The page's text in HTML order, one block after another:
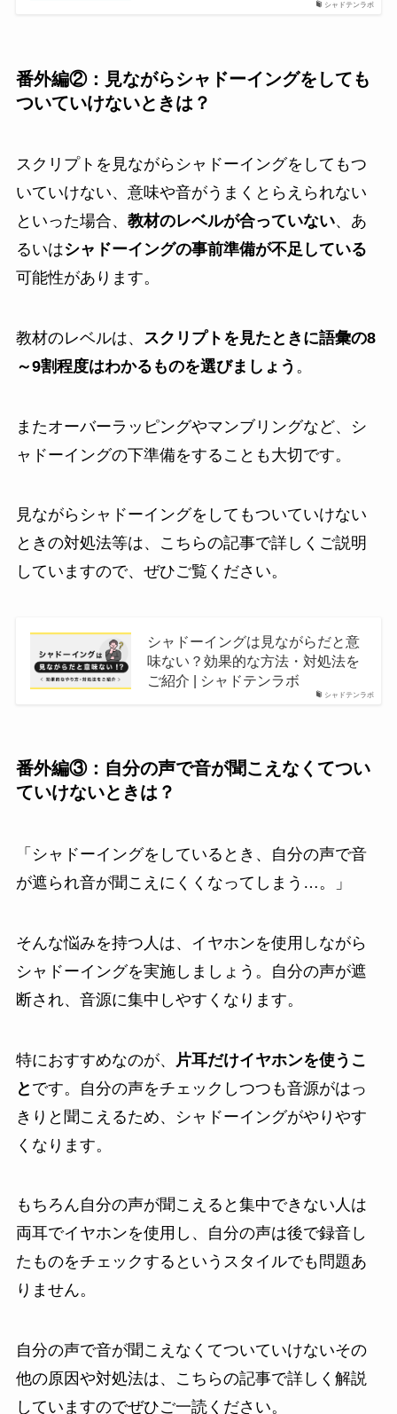
シャドテンラボ
番外編②：見ながらシャドーイングをしても
ついていけないときは？
スクリプトを見ながらシャドーイングをしてもつ
いていけない、意味や音がうまくとらえられない
といった場合、 教材のレベルが合っていない、あ
るいはシャドーイングの事前準備が不足している
可能性があります。
教材のレベルは、
スクリプトを見たときに語彙の8
～9割程度はわかるものを選びましょう 。
またオーバーラッピングやマンブリングなど、シ
ャドーイングの下準備をすることも大切です。
見ながらシャドーイングをしてもついていけない
ときの対処法等は、こちらの記事で詳しくご説明
していますので、ぜひご覧ください。
シャドテンラボ
シャドーイングは見ながらだと意
味ない？効果的な方法・対処法を
ご紹介 | シャドテンラボ
番外編③：自分の声で音が聞こえなくてつい
ていけないときは？
「シャドーイングをしているとき、自分の声で音
が遮られ音が聞こえにくくなってしまう…。」
そんな悩みを持つ人は、イヤホンを使用しながら
シャドーイングを実施しましょう。自分の声が遮
断され、音源に集中しやすくなります。
特におすすめなのが、
片耳だけイヤホンを使うこ
と です。自分の声をチェックしつつも音源がはっ
きりと聞こえるため、シャドーイングがやりやす
くなります。
もちろん自分の声が聞こえると集中できない人は
両耳でイヤホンを使用し、自分の声は後で録音し
たものをチェックするというスタイルでも問題あ
りません。
自分の声で音が聞こえなくてついていけないその
他の原因や対処法は、こちらの記事で詳しく解説
していますのでぜひご一読ください。